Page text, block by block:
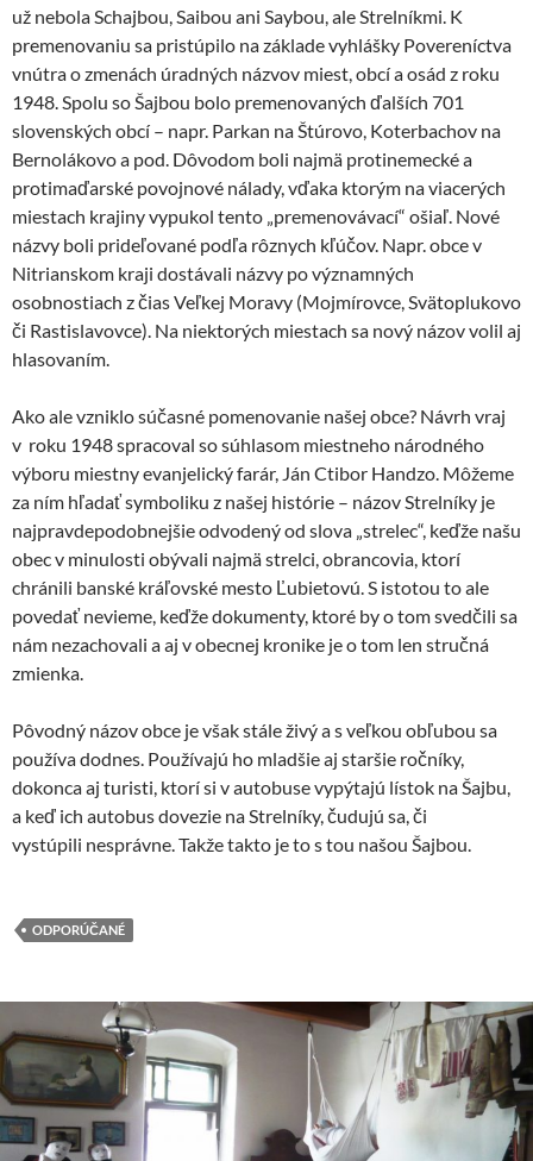
už nebola Schajbou, Saibou ani Saybou, ale Strelníkmi. K
premenovaniu sa pristúpilo na základe vyhlášky Povereníctva
vnútra o zmenách úradných názvov miest, obcí a osád z roku
1948. Spolu so Šajbou bolo premenovaných ďalších 701
slovenských obcí – napr. Parkan na Štúrovo, Koterbachov na
Bernolákovo a pod. Dôvodom boli najmä protinemecké a
protimaďarské povojnové nálady, vďaka ktorým na viacerých
miestach krajiny vypukol tento „premenovávací“ ošiaľ. Nové
názvy boli prideľované podľa rôznych kľúčov. Napr. obce v
Nitrianskom kraji dostávali názvy po významných
osobnostiach z čias Veľkej Moravy (Mojmírovce, Svätoplukovo
či Rastislavovce). Na niektorých miestach sa nový názov volil aj
hlasovaním.
Ako ale vzniklo súčasné pomenovanie našej obce? Návrh vraj
v roku 1948 spracoval so súhlasom miestneho národného
výboru miestny evanjelický farár, Ján Ctibor Handzo. Môžeme
za ním hľadať symboliku z našej histórie – názov Strelníky je
najpravdepodobnejšie odvodený od slova „strelec“, keďže našu
obec v minulosti obývali najmä strelci, obrancovia, ktorí
chránili banské kráľovské mesto Ľubietovú. S istotou to ale
povedať nevieme, keďže dokumenty, ktoré by o tom svedčili sa
nám nezachovali a aj v obecnej kronike je o tom len stručná
zmienka.
Pôvodný názov obce je však stále živý a s veľkou obľubou sa
používa dodnes. Používajú ho mladšie aj staršie ročníky,
dokonca aj turisti, ktorí si v autobuse vypýtajú lístok na Šajbu,
a keď ich autobus dovezie na Strelníky, čudujú sa, či
vystúpili nesprávne. Takže takto je to s tou našou Šajbou.
ODPORÚČANÉ